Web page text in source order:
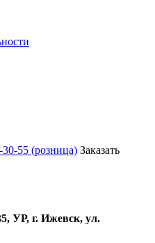
55 (розница) Заказать
УР, г. Ижевск, ул.